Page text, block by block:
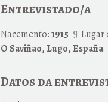
Entrevistado/a
Nacemento:1915 Lugar
O Saviñao, Lugo, España
Datos da